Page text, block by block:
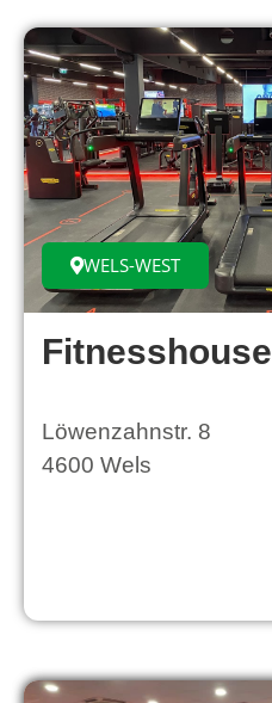
WELS-WEST
Fitnesshouse
Löwenzahnstr. 8
4600 Wels